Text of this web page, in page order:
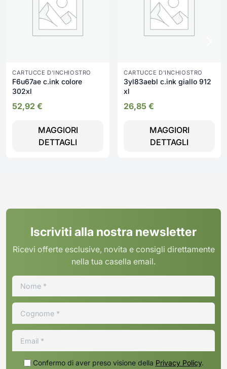
CARTUCCE D'INCHIOSTRO
F6u67ae c.ink colore
302xl
52,92 €
MAGGIORI
DETTAGLI
CARTUCCE D'INCHIOSTRO
3yl83aebl c.ink giallo 912
xl
26,85 €
MAGGIORI
DETTAGLI
Iscriviti alla nostra newsletter
Ricevi offerte esclusive, novita e consigli direttamente
nella tua casella email.
Confermo di aver preso visione della Privacy Policy.